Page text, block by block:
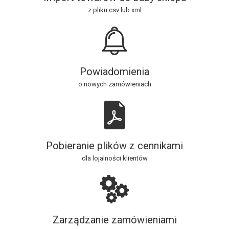
z pliku csv lub xml
Powiadomienia
o nowych zamówieniach
Pobieranie plików z cennikami
dla lojalności klientów
Zarządzanie zamówieniami